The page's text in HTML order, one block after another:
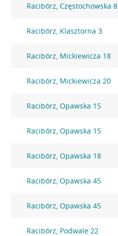
Racibórz, Częstochowska 8
Racibórz, Klasztorna 3
Racibórz, Mickiewicza 18
Racibórz, Mickiewicza 20
Racibórz, Opawska 15
Racibórz, Opawska 15
Racibórz, Opawska 18
Racibórz, Opawska 45
Racibórz, Opawska 45
Racibórz, Podwale 22